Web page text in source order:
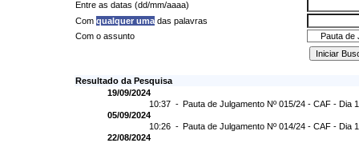
Entre as datas (dd/mm/aaaa)
Com qualquer uma das palavras
Com o assunto
Resultado da Pesquisa
19/09/2024
10:37 - Pauta de Julgamento Nº 015/24 - CAF - Dia
05/09/2024
10:26 - Pauta de Julgamento Nº 014/24 - CAF - Dia
22/08/2024